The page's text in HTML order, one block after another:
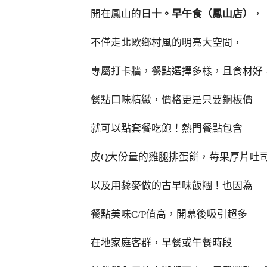
開在鳳山的 日十。早午食（鳳山店） ，
不僅走北歐鄉村風的明亮大空間，
專屬打卡牆，餐點選擇多樣，且食材好
餐點口味精緻，價格更是只要銅板價
就可以點套餐吃飽！熱門餐點包含
皮Q大份量的雞腿排蛋餅，莓果厚片吐
以及用藜麥做的古早味飯糰！也因為
餐點美味C/P值高，開幕後吸引超多
在地家庭客群，早餐或午餐時段